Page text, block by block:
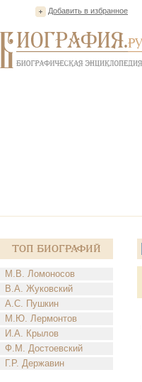
Добавить в избранное
Топ Биографий
М.В. Ломоносов
В.А. Жуковский
А.С. Пушкин
М.Ю. Лермонтов
И.А. Крылов
Ф.М. Достоевский
Г.Р. Державин